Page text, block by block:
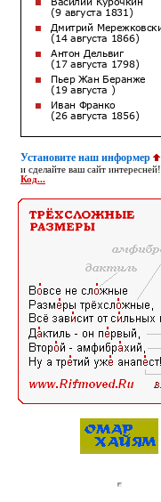
Установите наш информер
и сделайте ваш сайт интересней!
Код...